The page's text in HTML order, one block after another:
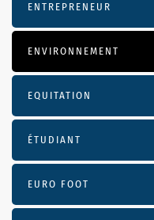
ENTREPRENEUR
ENVIRONNEMENT
EQUITATION
ÉTUDIANT
EURO FOOT